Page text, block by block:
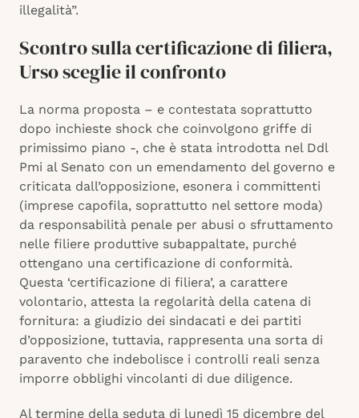
illegalità”.
Scontro sulla certificazione di filiera,
Urso sceglie il confronto
La norma proposta – e contestata soprattutto
dopo inchieste shock che coinvolgono griffe di
primissimo piano -, che è stata introdotta nel Ddl
Pmi al Senato con un emendamento del governo e
criticata dall’opposizione, esonera i committenti
(imprese capofila, soprattutto nel settore moda)
da responsabilità penale per abusi o sfruttamento
nelle filiere produttive subappaltate, purché
ottengano una certificazione di conformità.
Questa ‘certificazione di filiera’, a carattere
volontario, attesta la regolarità della catena di
fornitura: a giudizio dei sindacati e dei partiti
d’opposizione, tuttavia, rappresenta una sorta di
paravento che indebolisce i controlli reali senza
imporre obblighi vincolanti di due diligence.​
Al termine della seduta di lunedì 15 dicembre del